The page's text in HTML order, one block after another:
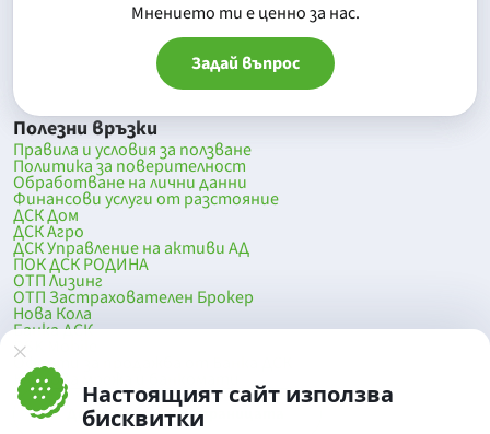
Настоящият сайт използва
бисквитки
Mнението ти е ценно за нас.
Задай въпрос
Полезни връзки
Правила и условия за ползване
Политика за поверителност
Обработване на лични данни
Финансови услуги от разстояние
ДСК Дом
ДСК Агро
ДСК Управление на активи АД
ПОК ДСК РОДИНА
ОТП Лизинг
ОТП Застрахователен Брокер
Нова Кола
Банка ДСК
DSK Mobile
Оферти за продажба от Банка ДСК
Клонова мрежа и банкомати
До началото на страницата